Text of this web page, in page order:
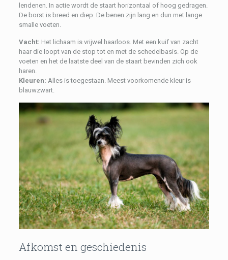
lendenen. In actie wordt de staart horizontaal of hoog gedragen.
De borst is breed en diep. De benen zijn lang en dun met lange
smalle voeten.
Vacht: Het lichaam is vrijwel haarloos. Met een kuif van zacht
haar die loopt van de stop tot en met de schedelbasis. Op de
voeten en het de laatste deel van de staart bevinden zich ook
haren.
Kleuren: Alles is toegestaan. Meest voorkomende kleur is
blauwzwart.
Afkomst en geschiedenis